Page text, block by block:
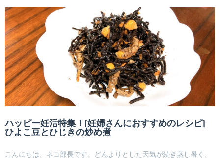
ハッピー妊活特集！[妊婦さんにおすすめのレシピ]
ひよこ豆とひじきの炒め煮
こんにちは、ネコ部長です。どんよりとした天気が続き蒸し暑く、